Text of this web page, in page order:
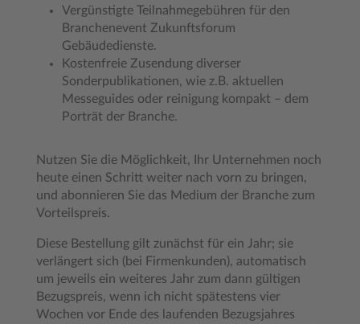
Vergünstigte Teilnahmegebühren für den
Branchenevent Zukunftsforum
Gebäudedienste.
Kostenfreie Zusendung diverser
Sonderpublikationen, wie z.B. aktuellen
Messeguides oder reinigung kompakt – dem
Porträt der Branche.
Nutzen Sie die Möglichkeit, Ihr Unternehmen noch
heute einen Schritt weiter nach vorn zu bringen,
und abonnieren Sie das Medium der Branche zum
Vorteilspreis.
Diese Bestellung gilt zunächst für ein Jahr; sie
verlängert sich (bei Firmenkunden), automatisch
um jeweils ein weiteres Jahr zum dann gültigen
Bezugspreis, wenn ich nicht spätestens vier
Wochen vor Ende des laufenden Bezugsjahres